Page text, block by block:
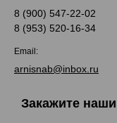
8 (900) 547-22-02
8 (953) 520-16-34
Email:
arnisnab@inbox.ru
Закажите